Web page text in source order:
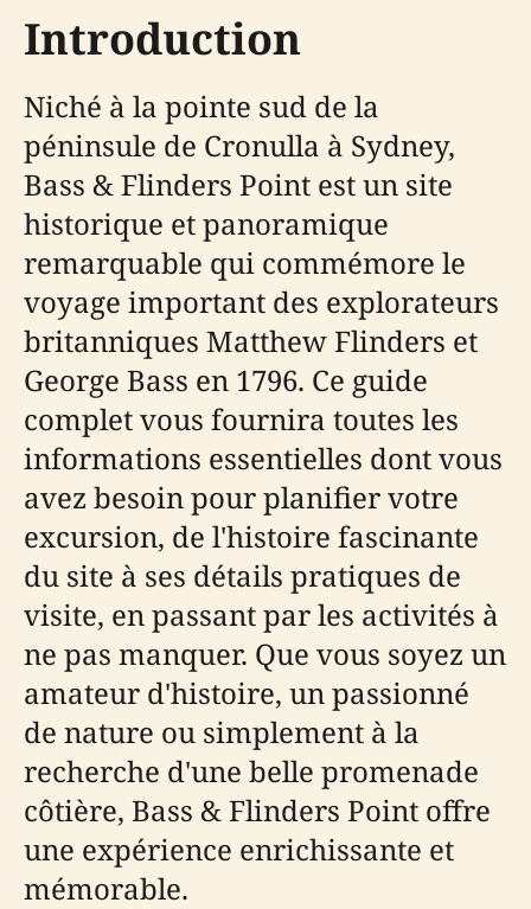
Introduction
Niché à la pointe sud de la
péninsule de Cronulla à Sydney,
Bass & Flinders Point est un site
historique et panoramique
remarquable qui commémore le
voyage important des explorateurs
britanniques Matthew Flinders et
George Bass en 1796. Ce guide
complet vous fournira toutes les
informations essentielles dont vous
avez besoin pour planifier votre
excursion, de l'histoire fascinante
du site à ses détails pratiques de
visite, en passant par les activités à
ne pas manquer. Que vous soyez un
amateur d'histoire, un passionné
de nature ou simplement à la
recherche d'une belle promenade
côtière, Bass & Flinders Point offre
une expérience enrichissante et
mémorable.